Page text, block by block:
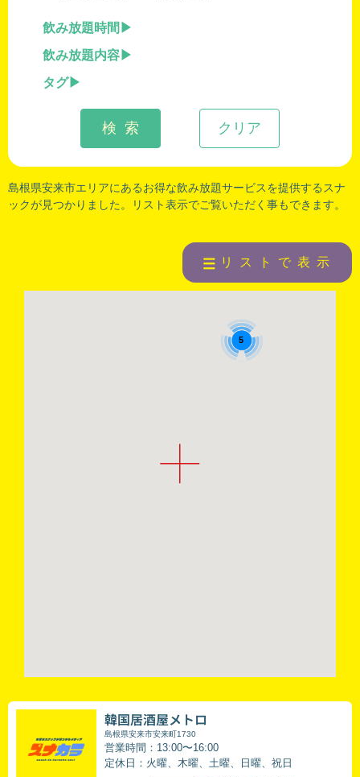
飲み放題時間
飲み放題内容
タグ
クリア
検 索
島根県安来市エリアにあるお得な飲み放題サービスを提供するスナ
ックが見つかりました。リスト表示でご覧いただく事もできます。
リストで表示
5
韓国居酒屋メトロ
島根県安来市安来町1730
営業時間：13:00〜16:00
定休日：火曜、木曜、土曜、日曜、祝日